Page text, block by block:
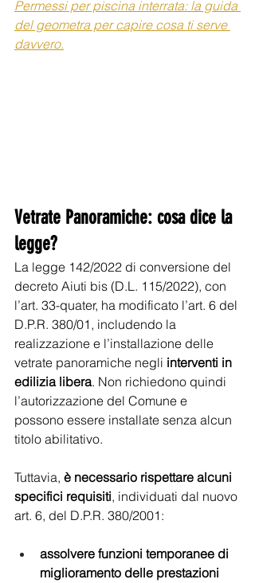
Permessi per piscina interrata: la guida
del geometra per capire cosa ti serve
davvero.
Vetrate Panoramiche: cosa dice la
legge?
La legge 142/2022 di conversione del
decreto Aiuti bis (D.L. 115/2022), con
l’art. 33-quater, ha modificato l’art. 6 del
D.P.R. 380/01, includendo la
realizzazione e l’installazione delle
vetrate panoramiche negli interventi in
edilizia libera. Non richiedono quindi
l’autorizzazione del Comune e
possono essere installate senza alcun
titolo abilitativo.
Tuttavia, è necessario rispettare alcuni
specifici requisiti, individuati dal nuovo
art. 6, del D.P.R. 380/2001:
assolvere funzioni temporanee di
miglioramento delle prestazioni